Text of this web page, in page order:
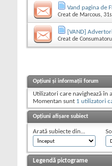
Vand pagina de
Creat de Marcous,
[VAND]
Creat de Consumatorul
Opțiuni și informații forum
Utilizatori care navighează în
Momentan sunt 1 utilizatori
Opțiuni afișare subiect
Arată subiecte din...
Legendă pictograme